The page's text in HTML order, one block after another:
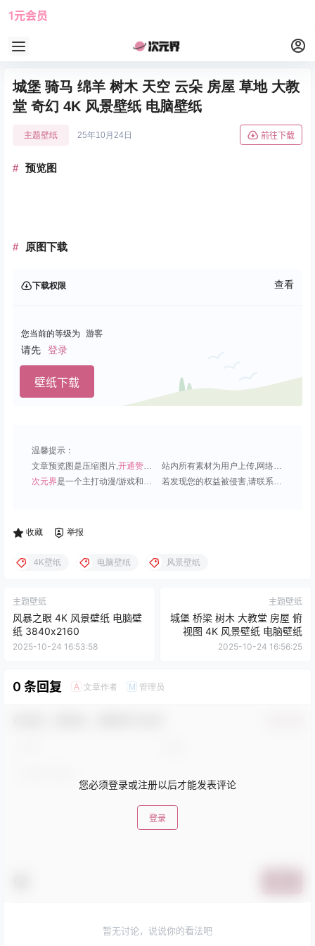
1元会员
城堡 骑马 绵羊 树木 天空 云朵 房屋 草地 大教
堂 奇幻 4K 风景壁纸 电脑壁纸
主题壁纸 25年10月24日 前往下载
预览图
原图下载
下载权限 查看
您当前的等级为 游客
请先 登录
壁纸下载
温馨提示：
文章预览图是压缩图片,开通赞助会员 可免费下载超清原图;
站内所有素材为用户上传,网络分享或原创,请勿用于商业用途;
次元界是一个主打动漫/游戏和虚拟偶像角色的插画壁纸平台; 若发现您的权益被侵害,请联系QQ1815919191,我们尽快处理.
收藏 举报
4K壁纸 电脑壁纸 风景壁纸
主题壁纸
风暴之眼 4K 风景壁纸 电脑壁
纸 3840x2160
2025-10-24 16:53:58
主题壁纸
城堡 桥梁 树木 大教堂 房屋 俯
视图 4K 风景壁纸 电脑壁纸
2025-10-24 16:56:25
0 条回复 A 文章作者 M 管理员
您必须登录或注册以后才能发表评论
登录
暂无讨论，说说你的看法吧